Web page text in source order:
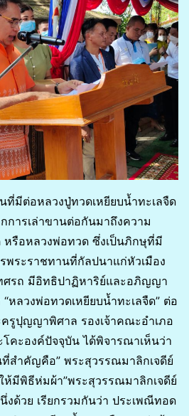
มีต่อหลวงปู่ทวดเหยียบน้ำทะเลจืด
การเล่าขานต่อกันมาถึงความ
รือหลวงพ่อทวด ซึ่งเป็นภิกษุที่มี
พระราชทานที่กัลปนาแก่หัวเมือง
ศรถ มีอิทธิปาฏิหาริย์และอภิญญา
ลวงพ่อทวดเหยียบน้ำทะเลจืด” ต่อ
รูปุญญาพิศาล รองเจ้าคณะอำเภอ
โคะองค์ปัจจุบัน ได้พิจารณาเห็นว่า
สำคัญคือ” พระสุวรรณมาลิกเจดีย์
ห้มีพิธีห่มผ้า”พระสุวรรณมาลิกเจดีย์
ด้วย เรียกรวมกันว่า ประเพณีทอด